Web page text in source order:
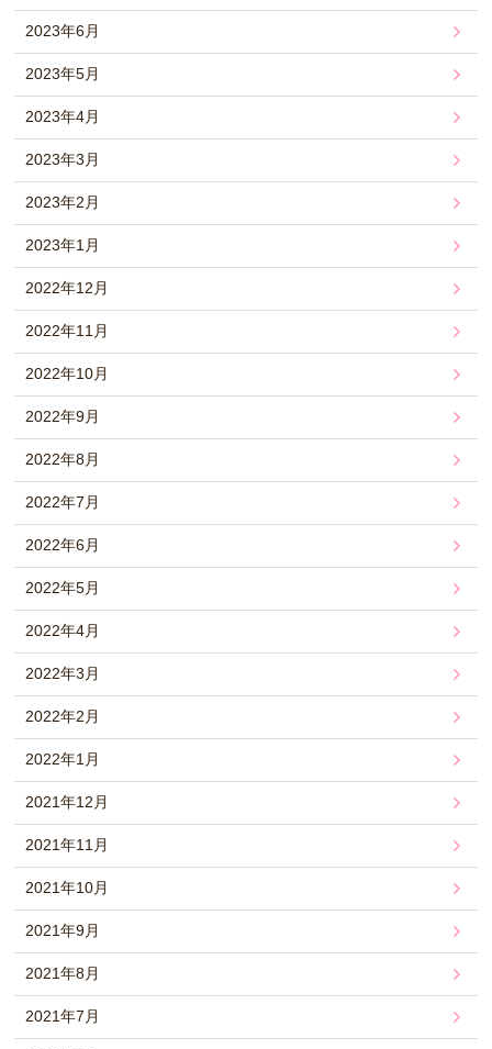
2023年6月
2023年5月
2023年4月
2023年3月
2023年2月
2023年1月
2022年12月
2022年11月
2022年10月
2022年9月
2022年8月
2022年7月
2022年6月
2022年5月
2022年4月
2022年3月
2022年2月
2022年1月
2021年12月
2021年11月
2021年10月
2021年9月
2021年8月
2021年7月